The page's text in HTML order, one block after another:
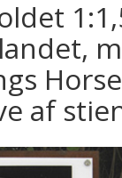
af